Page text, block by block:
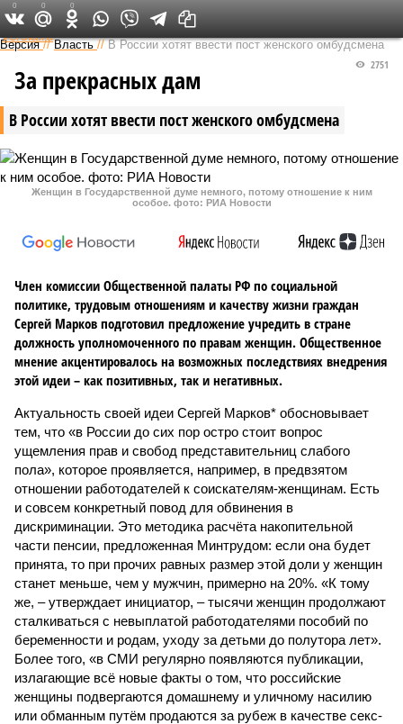
Федеральный выпуск
Версия //Власть //В России хотят ввести пост женского омбудсмена
В России хотят ввести пост женского омбудсмена
2751
За прекрасных дам
Женщин в Государственной думе немного, потому отношение к ним
особое. фото: РИА Новости
Член комиссии Общественной палаты РФ по социальной
политике, трудовым отношениям и качеству жизни граждан
Сергей Марков подготовил предложение учредить в стране
должность уполномоченного по правам женщин. Общественное
мнение акцентировалось на возможных последствиях внедрения
этой идеи – как позитивных, так и негативных.
Актуальность своей идеи Сергей Марков* обосновывает
тем, что «в России до сих пор остро стоит вопрос
ущемления прав и свобод представительниц слабого
пола», которое проявляется, например, в предвзятом
отношении работодателей к соискателям-женщинам. Есть
и совсем конкретный повод для обвинения в
дискриминации. Это методика расчёта накопительной
части пенсии, предложенная Минтрудом: если она будет
принята, то при прочих равных размер этой доли у женщин
станет меньше, чем у мужчин, примерно на 20%. «К тому
же, – утверждает инициатор, – тысячи женщин продолжают
сталкиваться с невыплатой работодателями пособий по
беременности и родам, уходу за детьми до полутора лет».
Более того, «в СМИ регулярно появляются публикации,
излагающие всё новые факты о том, что российские
женщины подвергаются домашнему и уличному насилию
или обманным путём продаются за рубеж в качестве секс-
0 0 0